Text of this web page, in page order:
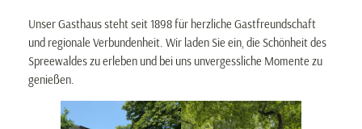
Unser Gasthaus steht seit 1898 für herzliche Gastfreundschaft
und regionale Verbundenheit. Wir laden Sie ein, die Schönheit des
Spreewaldes zu erleben und bei uns unvergessliche Momente zu
genießen.